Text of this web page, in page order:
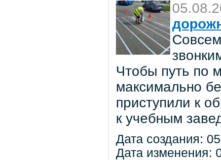
Чтобы путь по
максимально
приступили к
к учебным
Дата создания:
Дата изменения: